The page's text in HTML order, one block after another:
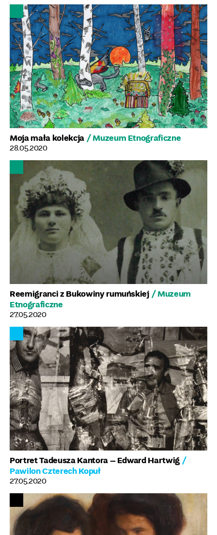
Moja mała kolekcja / Muzeum Etnograficzne
28.05.2020
Reemigranci z Bukowiny rumuńskiej / Muzeum
Etnograficzne
27.05.2020
Portret Tadeusza Kantora – Edward Hartwig /
Pawilon Czterech Kopuł
27.05.2020